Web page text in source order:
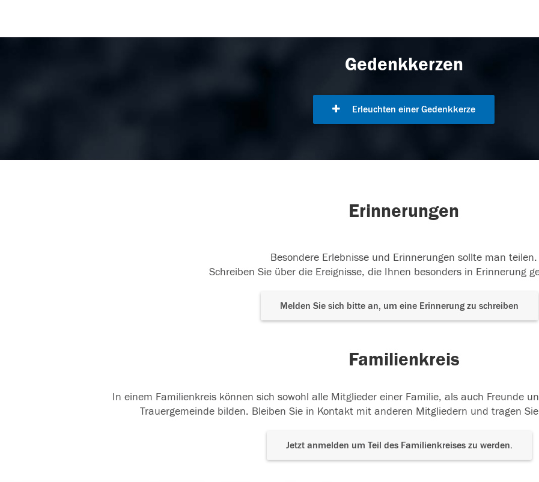
Gedenkkerzen
Erleuchten einer Gedenkkerze
Erinnerungen
Besondere Erlebnisse und Erinnerungen sollte man teilen.
Schreiben Sie über die Ereignisse, die Ihnen besonders in Erinnerung
Melden Sie sich bitte an, um eine Erinnerung zu schreiben
Familienkreis
In einem Familienkreis können sich sowohl alle Mitglieder einer Familie, als auch Freunde
Trauergemeinde bilden. Bleiben Sie in Kontakt mit anderen Mitgliedern und tragen
Jetzt anmelden um Teil des Familienkreises zu werden.